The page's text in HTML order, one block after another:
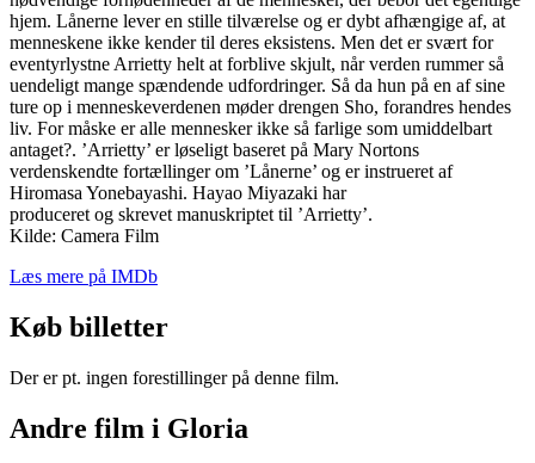
hjem. Lånerne lever en stille tilværelse og er dybt afhængige af, at
menneskene ikke kender til deres eksistens. Men det er svært for
eventyrlystne Arrietty helt at forblive skjult, når verden rummer så
uendeligt mange spændende udfordringer. Så da hun på en af sine
ture op i menneskeverdenen møder drengen Sho, forandres hendes
liv. For måske er alle mennesker ikke så farlige som umiddelbart
antaget?. ’Arrietty’ er løseligt baseret på Mary Nortons
verdenskendte fortællinger om ’Lånerne’ og er instrueret af
Hiromasa Yonebayashi. Hayao Miyazaki har
produceret og skrevet manuskriptet til ’Arrietty’.
Kilde: Camera Film
Læs mere på IMDb
Køb billetter
Der er pt. ingen forestillinger på denne film.
Andre film i Gloria